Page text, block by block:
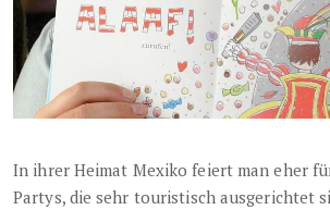
In ihrer Heimat Mexiko feiert man eher
Partys, die sehr touristisch ausgerichtet